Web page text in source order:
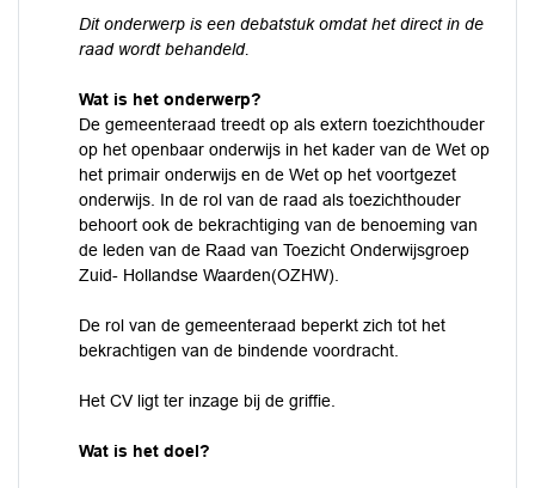
Dit onderwerp is een debatstuk omdat het direct in de
raad wordt behandeld.
Wat is het onderwerp?
De gemeenteraad treedt op als extern toezichthouder
op het openbaar onderwijs in het kader van de Wet op
het primair onderwijs en de Wet op het voortgezet
onderwijs. In de rol van de raad als toezichthouder
behoort ook de bekrachtiging van de benoeming van
de leden van de Raad van Toezicht Onderwijsgroep
Zuid- Hollandse Waarden(OZHW).
De rol van de gemeenteraad beperkt zich tot het
bekrachtigen van de bindende voordracht.
Het CV ligt ter inzage bij de griffie.
Wat is het doel?